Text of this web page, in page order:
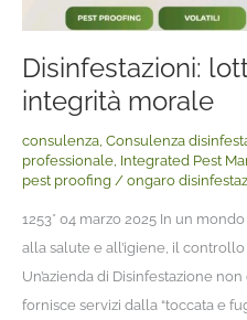
Disinfestazioni:
integrità morale
consulenza, Consulenza
professionale, Integrated Pest
pest proofing / ongaro
1253* 04 marzo 2025 In un
alla salute e all’igiene, il
Un’azienda di Disinfestazione
fornisce servizi dalla “toccata e
morale